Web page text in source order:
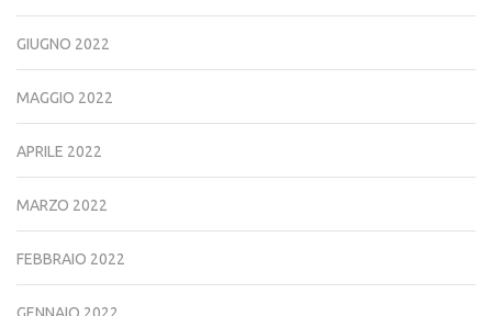
GIUGNO 2022
MAGGIO 2022
APRILE 2022
MARZO 2022
FEBBRAIO 2022